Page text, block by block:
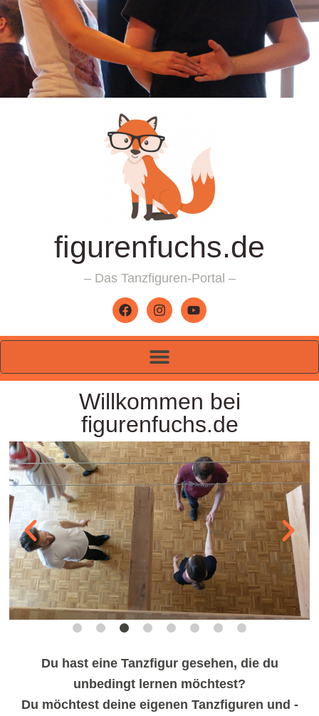
figurenfuchs.de
– Das Tanzfiguren-Portal –
Willkommen bei
figurenfuchs.de
Du hast eine Tanzfigur gesehen, die du
unbedingt lernen möchtest?
Du möchtest deine eigenen Tanzfiguren und -